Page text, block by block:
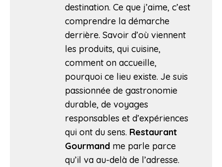
destination. Ce que j’aime, c’est
comprendre la démarche
derrière. Savoir d’où viennent
les produits, qui cuisine,
comment on accueille,
pourquoi ce lieu existe. Je suis
passionnée de gastronomie
durable, de voyages
responsables et d’expériences
qui ont du sens. Restaurant
Gourmand me parle parce
qu’il va au-delà de l’adresse.